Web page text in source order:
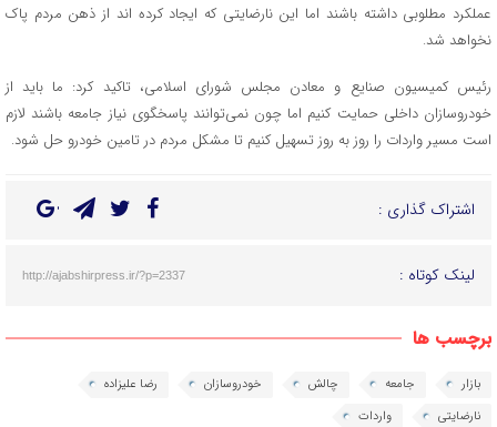
عملکرد مطلوبی داشته باشند اما این نارضایتی که ایجاد کرده اند از ذهن مردم پاک
نخواهد شد.
رئیس کمیسیون صنایع و معادن مجلس شورای اسلامی، تاکید کرد: ما باید از
خودروسازان داخلی حمایت کنیم اما چون نمی‌توانند پاسخگوی نیاز جامعه باشند لازم
است مسیر واردات را روز به روز تسهیل کنیم تا مشکل مردم در تامین خودرو حل شود.
اشتراک گذاری :
لینک کوتاه : http://ajabshirpress.ir/?p=2337
برچسب ها
بازار جامعه چالش خودروسازان
رضا علیزاده
نارضایتی
واردات